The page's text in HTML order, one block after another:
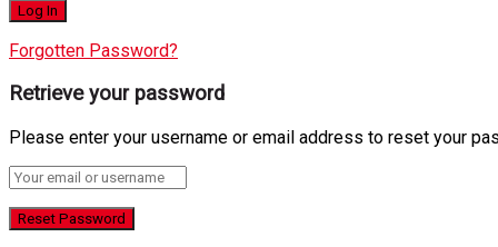
Forgotten Password?
Retrieve your password
Please enter your username or email address to reset your